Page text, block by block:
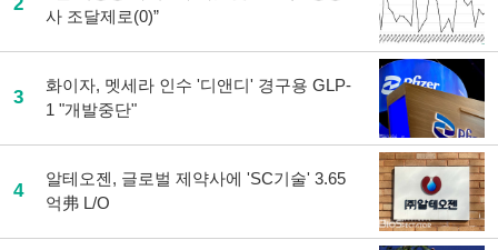
사 조달제로(0)”
3
화이자, 멧세라 인수 '디앤디' 경구용 GLP-
1 "개발중단"
4
알테오젠, 글로벌 제약사에 'SC기술' 3.65
억弗 L/O